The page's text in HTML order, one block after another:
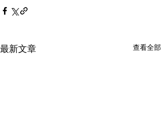
最新文章 查看全部